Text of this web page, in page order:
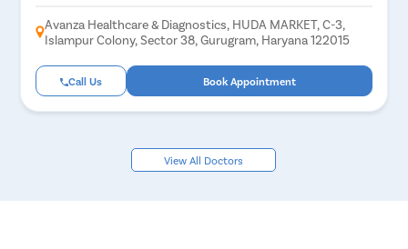
Avanza Healthcare & Diagnostics, HUDA MARKET, C-3,
Islampur Colony, Sector 38, Gurugram, Haryana 122015
Call Us Book Appointment
View All Doctors